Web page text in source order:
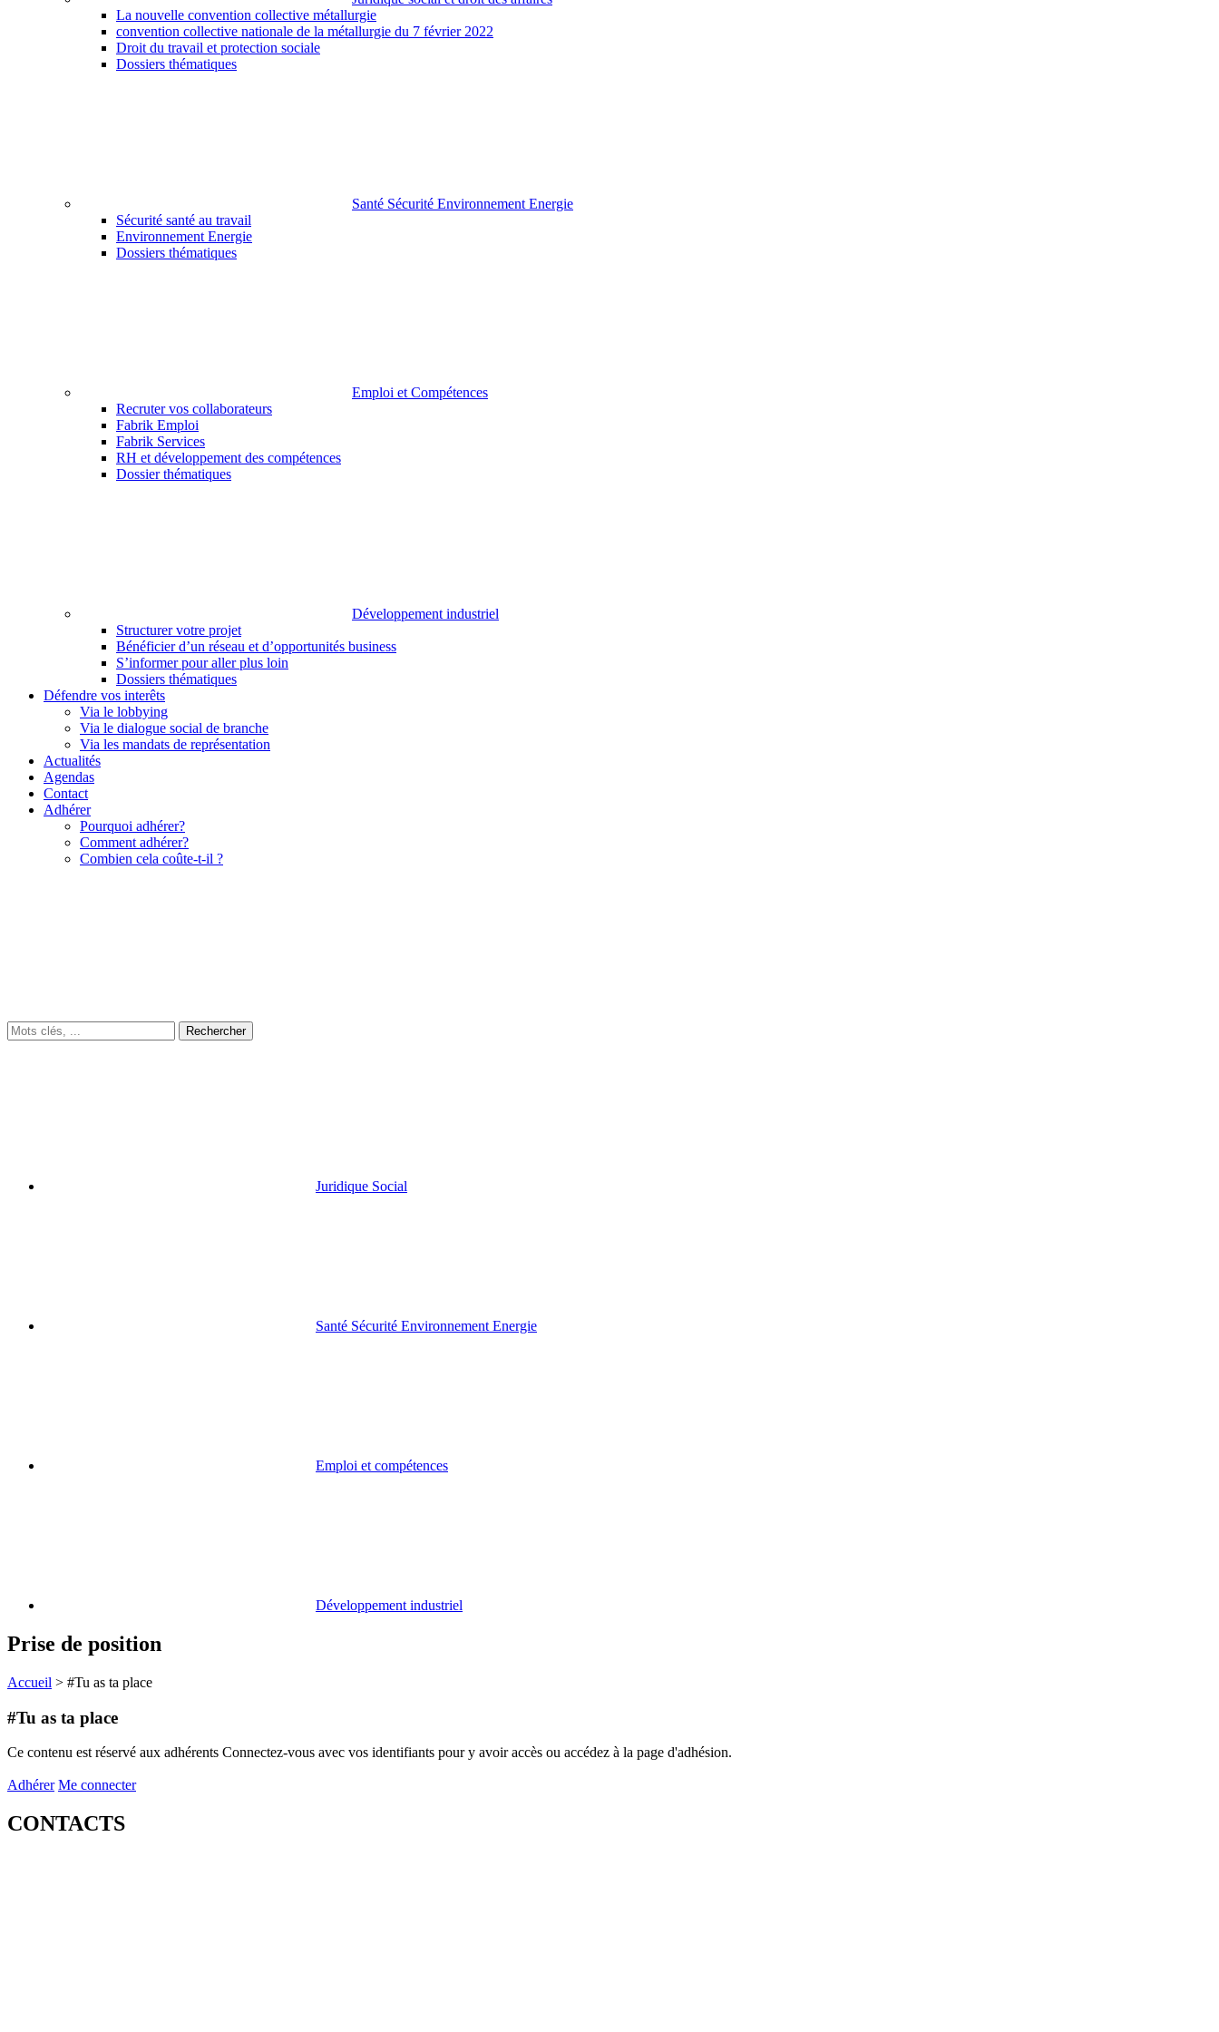
La nouvelle convention collective métallurgie
convention collective nationale de la métallurgie du 7 février 2022
Droit du travail et protection sociale
Dossiers thématiques
Santé Sécurité Environnement Energie
Sécurité santé au travail
Environnement Energie
Dossiers thématiques
Emploi et Compétences
Recruter vos collaborateurs
Fabrik Emploi
Fabrik Services
RH et développement des compétences
Dossier thématiques
Développement industriel
Structurer votre projet
Bénéficier d’un réseau et d’opportunités business
S’informer pour aller plus loin
Dossiers thématiques
Défendre vos interêts
Via le lobbying
Via le dialogue social de branche
Via les mandats de représentation
Actualités
Agendas
Contact
Adhérer
Pourquoi adhérer?
Comment adhérer?
Combien cela coûte-t-il ?
Juridique Social
Santé Sécurité Environnement Energie
Emploi et compétences
Développement industriel
Prise de position
Accueil > #Tu as ta place
#Tu as ta place
Ce contenu est réservé aux adhérents Connectez-vous avec vos identifiants pour y avoir accès ou accédez à la page d'adhésion.
Adhérer Me connecter
CONTACTS